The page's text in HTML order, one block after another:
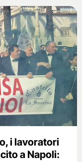
i lavoratori
a Napoli: